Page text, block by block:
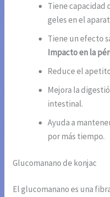
Tiene capacidad
geles en el
Tiene un efecto
Impacto en la
Reduce el
Mejora la
intestinal.
Ayuda a
por más tiempo.
Glucomanano de konjac
El glucomanano es una